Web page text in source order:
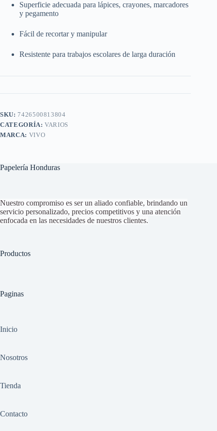
Superficie adecuada para lápices, crayones, marcadores
y pegamento
Fácil de recortar y manipular
Resistente para trabajos escolares de larga duración
SKU: 7426500813804
CATEGORÍA:VARIOS
MARCA: VIVO
Papelería Honduras
Nuestro compromiso es ser un aliado confiable, brindando un
servicio personalizado, precios competitivos y una atención
enfocada en las necesidades de nuestros clientes.
Productos
Paginas
Inicio
Nosotros
Tienda
Contacto